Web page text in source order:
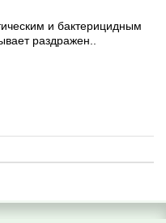
и бактерицидным
раздражен..